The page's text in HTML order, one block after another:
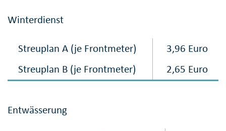
Winterdienst
Streuplan A (je Frontmeter)
3,96 Euro
Streuplan B (je Frontmeter)
2,65 Euro
Entwässerung